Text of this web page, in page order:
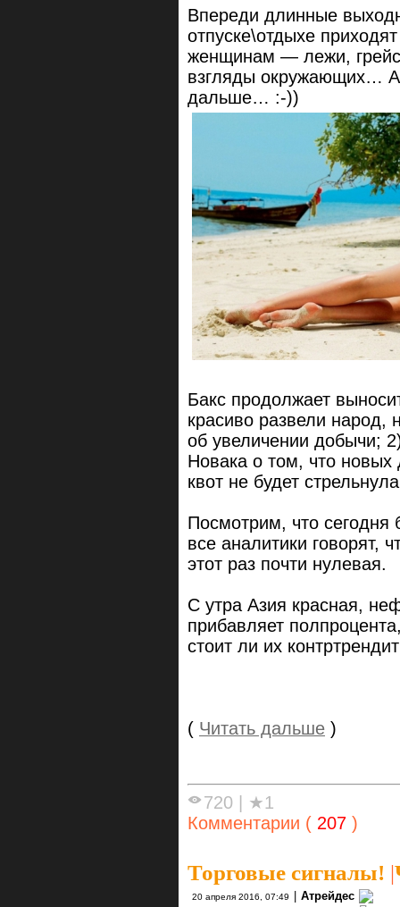
Впереди длинные
отпуске\отдыхе
женщинам — лежи,
взгляды окружающих… А
дальше… :-))
Бакс продолжает
красиво развели народ,
об увеличении добычи;
Новака о том, что новых
квот не будет
Посмотрим, что сегодня
все аналитики говорят,
этот раз почти нулевая.
C утра Азия красная,
прибавляет
стоит ли их
( Читать дальше )
720
★1
Комментарии ( 207 )
Торговые сигналы! |
20 апреля 2016, 07:49 Атрейдес